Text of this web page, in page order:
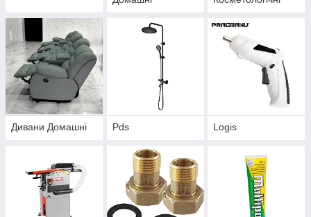
Дивани Домашні Pds Logis